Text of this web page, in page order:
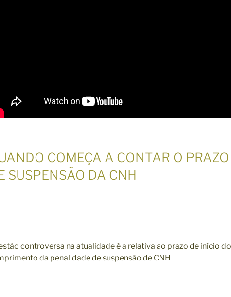
COMEÇA A CONTAR O PRAZO
SUSPENSÃO DA CNH
controversa na atualidade é a relativa ao prazo de início do
da penalidade de suspensão de CNH.